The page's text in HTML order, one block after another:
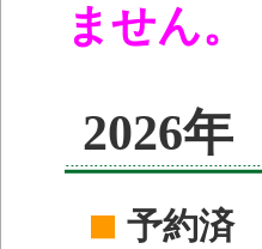
ません。
2026
予約済